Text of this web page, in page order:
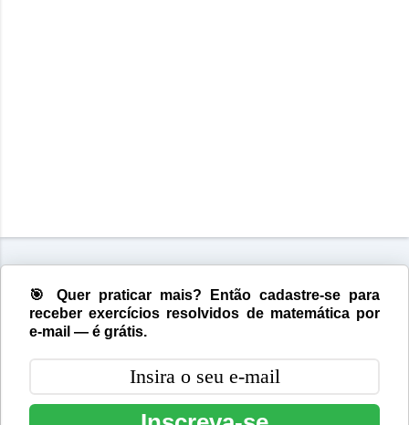
🎯 Quer praticar mais? Então cadastre-se para
receber exercícios resolvidos de matemática por
e-mail — é grátis.